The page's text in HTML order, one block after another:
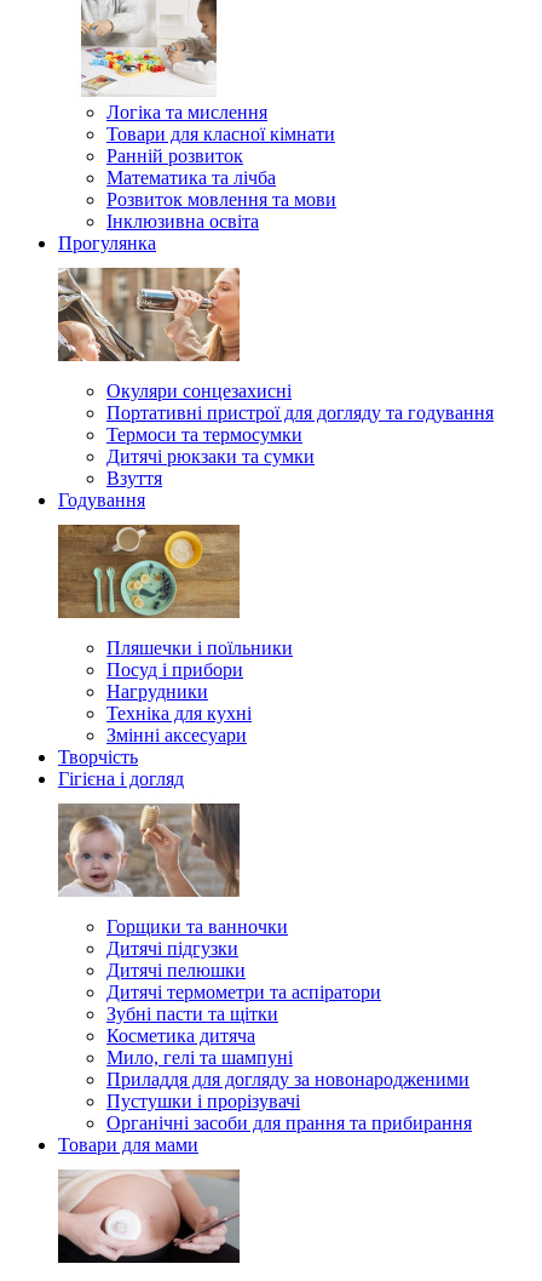
Логіка та мислення
Товари для класної кімнати
Ранній розвиток
Математика та лічба
Розвиток мовлення та мови
Інклюзивна освіта
Прогулянка
Окуляри сонцезахисні
Портативні пристрої для догляду та годування
Термоси та термосумки
Дитячі рюкзаки та сумки
Взуття
Годування
Пляшечки і поїльники
Посуд і прибори
Нагрудники
Техніка для кухні
Змінні аксесуари
Творчість
Гігієна і догляд
Горщики та ванночки
Дитячі підгузки
Дитячі пелюшки
Дитячі термометри та аспіратори
Зубні пасти та щітки
Косметика дитяча
Мило, гелі та шампуні
Приладдя для догляду за новонародженими
Пустушки і прорізувачі
Органічні засоби для прання та прибирання
Товари для мами